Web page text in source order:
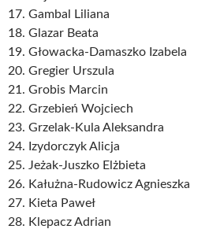
17. Gambal Liliana
18. Glazar Beata
19. Głowacka-Damaszko Izabela
20. Gregier Urszula
21. Grobis Marcin
22. Grzebień Wojciech
23. Grzelak-Kula Aleksandra
24. Izydorczyk Alicja
25. Jeżak-Juszko Elżbieta
26. Kałużna-Rudowicz Agnieszka
27. Kieta Paweł
28. Klepacz Adrian